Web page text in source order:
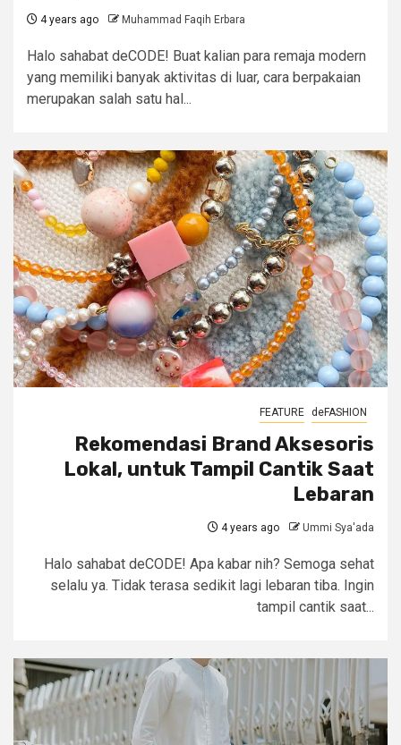
4 years ago Muhammad Faqih Erbara
Halo sahabat deCODE! Buat kalian para remaja modern
yang memiliki banyak aktivitas di luar, cara berpakaian
merupakan salah satu hal...
FEATURE deFASHION
Rekomendasi Brand Aksesoris
Lokal, untuk Tampil Cantik Saat
Lebaran
4 years ago Ummi Sya'ada
Halo sahabat deCODE! Apa kabar nih? Semoga sehat
selalu ya. Tidak terasa sedikit lagi lebaran tiba. Ingin
tampil cantik saat...